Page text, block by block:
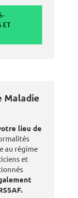
ET
Maladie
lieu de
au régime
et